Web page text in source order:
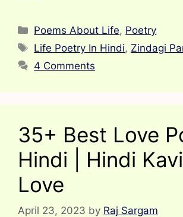
Categories
Poems About Life, Poetry
Tags
Life Poetry In Hindi, Zindagi
4 Comments
35+ Best Love
Hindi | Hindi
Love
April 23, 2023 by Raj Sargam